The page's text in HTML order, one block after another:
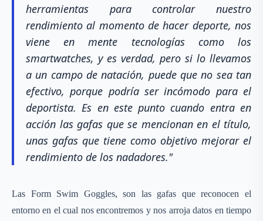
herramientas para controlar nuestro
rendimiento al momento de hacer deporte, nos
viene en mente tecnologías como los
smartwatches, y es verdad, pero si lo llevamos
a un campo de natación, puede que no sea tan
efectivo, porque podría ser incómodo para el
deportista. Es en este punto cuando entra en
acción las gafas que se mencionan en el título,
unas gafas que tiene como objetivo mejorar el
rendimiento de los nadadores."
Las Form Swim Goggles, son las gafas que reconocen el
entorno en el cual nos encontremos y nos arroja datos en tiempo